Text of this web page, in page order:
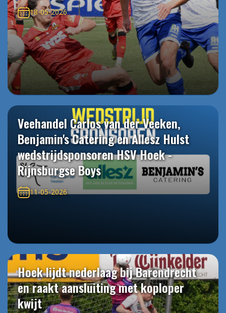
18-05-2026
Veehandel Carlos van der Veeken,
Benjamin's Catering en Allesz Hulst
wedstrijdsponsoren HSV Hoek -
Rijnsburgse Boys
11-05-2026
Hoek lijdt nederlaag bij Barendrecht
en raakt aansluiting met koploper
kwijt